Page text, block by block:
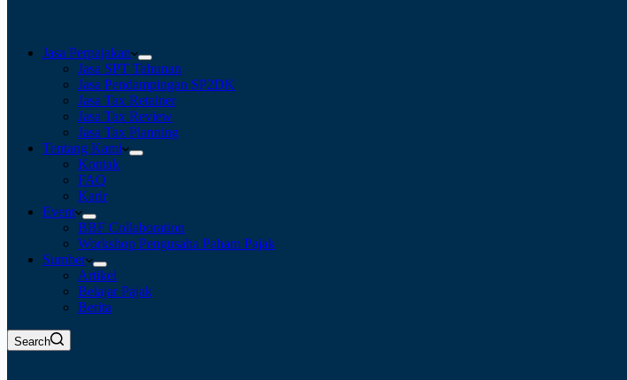
Jasa Perpajakan
Jasa SPT Tahunan
Jasa Pendampingan SP2DK
Jasa Tax Retainer
Jasa Tax Review
Jasa Tax Planning
Tentang Kami
Kontak
FAQ
Karir
Event
BBF Collaboration
Workshop Pengusaha Paham Pajak
Sumber
Artikel
Belajar Pajak
Berita
Search